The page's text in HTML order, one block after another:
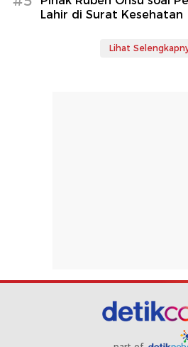
Lahir di Surat Kesehatan
Lihat